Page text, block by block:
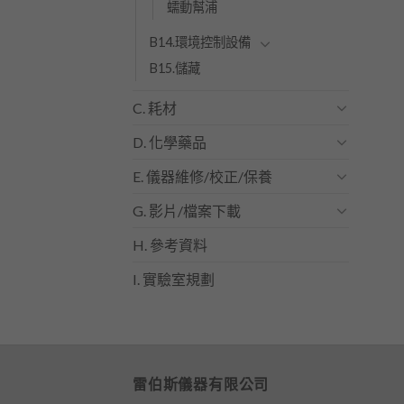
蠕動幫浦
B14.環境控制設備
B15.儲藏
C. 耗材
D. 化學藥品
E. 儀器維修/校正/保養
G. 影片/檔案下載
H. 參考資料
I. 實驗室規劃
雷伯斯儀器有限公司